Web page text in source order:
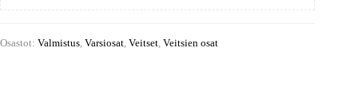
Osastot: Valmistus Varsiosat Veitset Veitsien osat